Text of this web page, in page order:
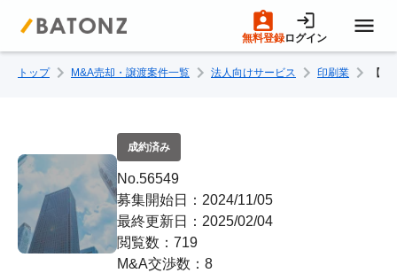
無料登録ログイン
トップページ
M&A案件一覧
売りたい方へ
買いたい方へ
トップ M&A売却・譲渡案件一覧 法人向けサービス 印刷業 【
成約済み
No.56549
募集開始日：2024/11/05
最終更新日：2025/02/04
閲覧数：719
M&A交渉数：8